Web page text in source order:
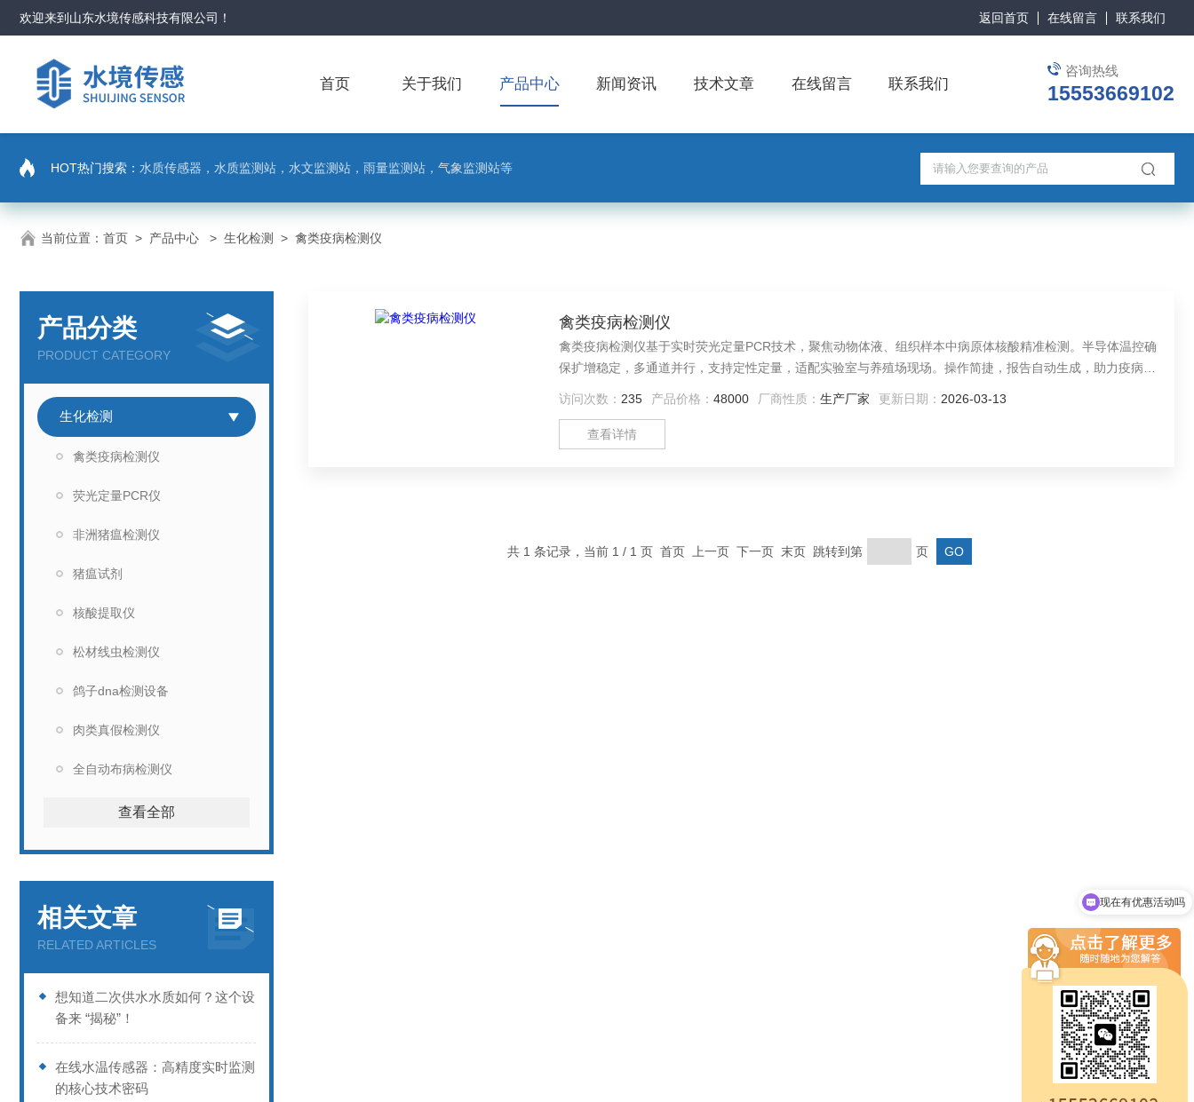
欢迎来到 山东水境传感科技有限公司 ！ 返回首页 在线留言 联系我们
咨询热线
15553669102
首页 关于我们 产品中心 新闻资讯 技术文章 在线留言 联系我们
HOT热门搜索： 水质传感器，水质监测站，水文监测站，雨量监测站，气象监测站等
当前位置： 首页 > 产品中心 > 生化检测 > 禽类疫病检测仪
产品分类
PRODUCT CATEGORY
生化检测
禽类疫病检测仪
荧光定量PCR仪
非洲猪瘟检测仪
猪瘟试剂
核酸提取仪
松材线虫检测仪
鸽子dna检测设备
肉类真假检测仪
全自动布病检测仪
查看全部
相关文章
RELATED ARTICLES
想知道二次供水水质如何？这个设
备来 “揭秘”！
在线水温传感器：高精度实时监测
的核心技术密码
禽类疫病检测仪
禽类疫病检测仪基于实时荧光定量PCR技术，聚焦动物体液、组织样本中病原体核酸精准检测。半导体温控确
保扩增稳定，多通道并行，支持定性定量，适配实验室与养殖场现场。操作简捷，报告自动生成，助力疫病早
访问次数： 235 产品价格： 48000 厂商性质： 生产厂家 更新日期： 2026-03-13
查看详情
共 1 条记录，当前 1 / 1 页 首页 上一页 下一页 末页 跳转到第 页
现在有优惠活动吗